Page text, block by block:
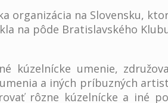
organizácia na Slovensku,
na pôde Bratislavského
kúzelnícke umenie,
a iných príbuzných
rôzne kúzelnícke a iné